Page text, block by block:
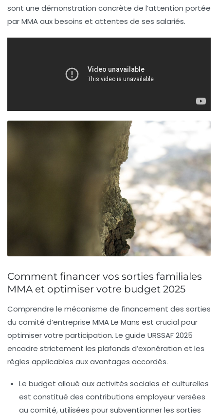
sont une démonstration concrète de l’attention portée
par MMA aux besoins et attentes de ses salariés.
Comment financer vos sorties familiales
MMA et optimiser votre budget 2025
Comprendre le mécanisme de financement des sorties
du comité d’entreprise MMA Le Mans est crucial pour
optimiser votre participation. Le guide URSSAF 2025
encadre strictement les plafonds d’exonération et les
règles applicables aux avantages accordés.
Le budget alloué aux activités sociales et culturelles
est constitué des contributions employeur versées
au comité, utilisées pour subventionner les sorties